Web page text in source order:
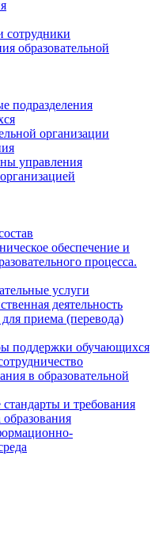
сотрудники
образовательной
подразделения
организации
управления
обеспечение и
процесса.
услуги
деятельность
приема (перевода)
поддержки обучающихся
в образовательной
и требования
образования